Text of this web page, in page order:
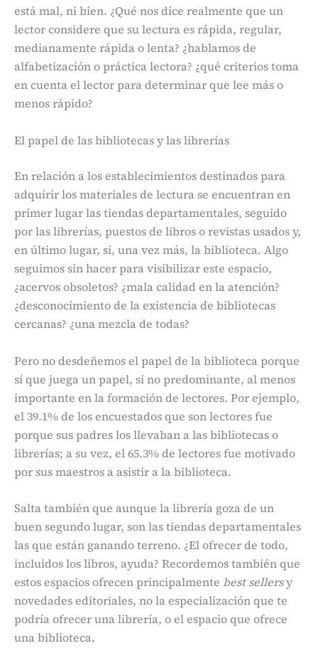
está mal, ni bien. ¿Qué nos dice realmente que un
lector considere que su lectura es rápida, regular,
medianamente rápida o lenta? ¿hablamos de
alfabetización o práctica lectora? ¿qué criterios toma
en cuenta el lector para determinar que lee más o
menos rápido?
El papel de las bibliotecas y las librerías
En relación a los establecimientos destinados para
adquirir los materiales de lectura se encuentran en
primer lugar las tiendas departamentales, seguido
por las librerías, puestos de libros o revistas usados y,
en último lugar, sí, una vez más, la biblioteca. Algo
seguimos sin hacer para visibilizar este espacio,
¿acervos obsoletos? ¿mala calidad en la atención?
¿desconocimiento de la existencia de bibliotecas
cercanas? ¿una mezcla de todas?
Pero no desdeñemos el papel de la biblioteca porque
sí que juega un papel, si no predominante, al menos
importante en la formación de lectores. Por ejemplo,
el 39.1% de los encuestados que son lectores fue
porque sus padres los llevaban a las bibliotecas o
librerías; a su vez, el 65.3% de lectores fue motivado
por sus maestros a asistir a la biblioteca.
Salta también que aunque la librería goza de un
buen segundo lugar, son las tiendas departamentales
las que están ganando terreno. ¿El ofrecer de todo,
incluidos los libros, ayuda? Recordemos también que
estos espacios ofrecen principalmente best sellersy
novedades editoriales, no la especialización que te
podría ofrecer una librería, o el espacio que ofrece
una biblioteca.